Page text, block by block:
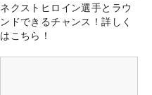
ネクストヒロイン選手とラウ
ンドできるチャンス！詳しく
はこちら！